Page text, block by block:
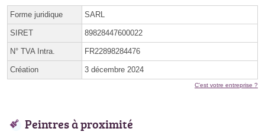
Forme juridique SARL
SIRET 89828447600022
N° TVA Intra. FR22898284476
Création 3 décembre 2024
C'est votre entreprise ?
Peintres à proximité